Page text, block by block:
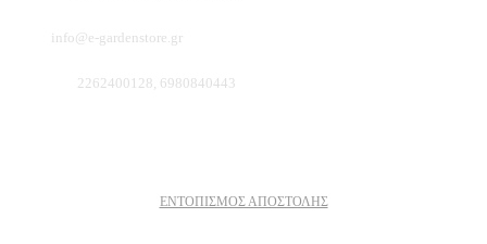
info@e-gardenstore.gr
2262400128, 6980840443
ΕΝΤΟΠΙΣΜΟΣ ΑΠΟΣΤΟΛΗΣ